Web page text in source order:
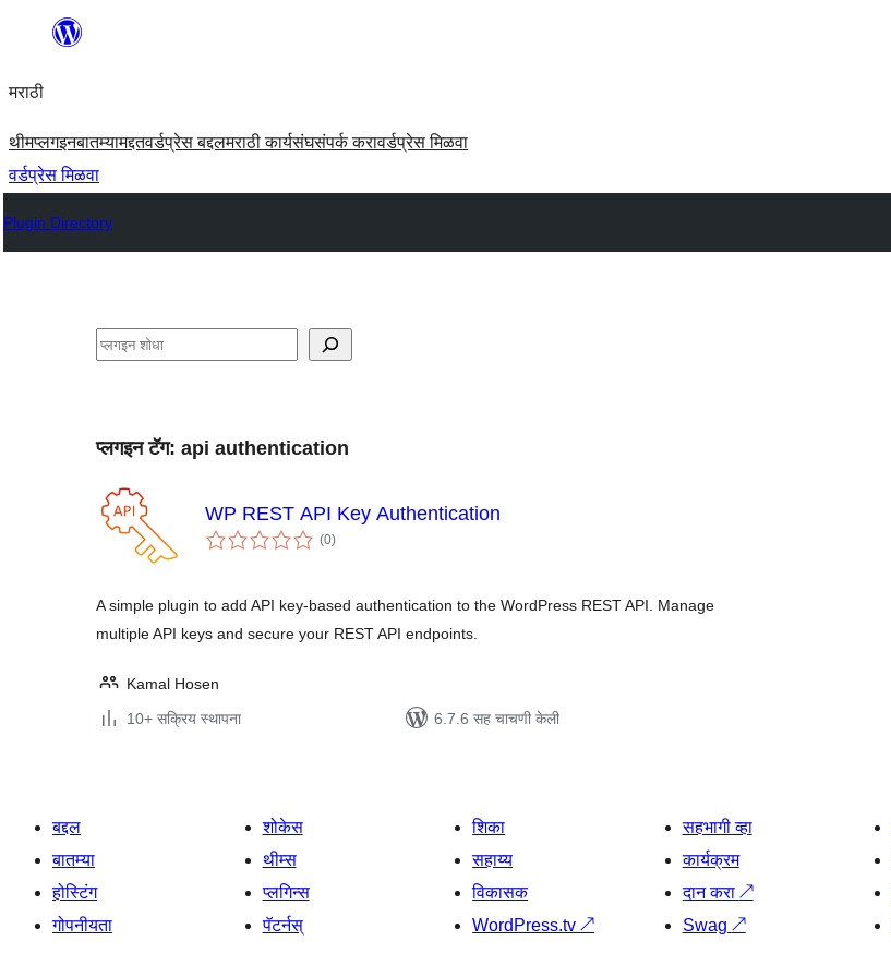
सामुग्रीवर
मराठी
थीमप्लगइनबातम्यामद्दतवर्डप्रेस बद्दलमराठी कार्यसंघसंपर्क करावर्डप्रेस मिळवा
वर्डप्रेस मिळवा
Plugin Directory
शोधा
प्लगइन टॅग: api authentication
WP REST API Key Authentication
(0एकूण
मूल्यांकन
)
A simple plugin to add API key-based authentication to the WordPress REST API. Manage
multiple API keys and secure your REST API endpoints.
Kamal Hosen
10+ सक्रिय स्थापना
6.7.6 सह चाचणी केली
बद्दल
बातम्या
होस्टिंग
गोपनीयता
शोकेस
थीम्स
प्लगिन्स
पॅटर्नस्
शिका
सहाय्य
विकासक
WordPress.tv↗
सहभागी व्हा
कार्यक्रम
दान करा ↗
Swag ↗